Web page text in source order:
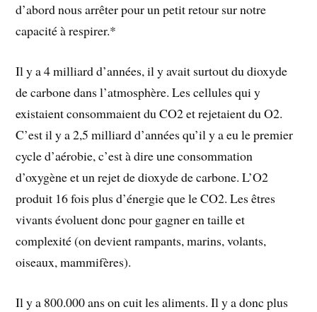
d’abord nous arrêter pour un petit retour sur notre
capacité à respirer.*
Il y a 4 milliard d’années, il y avait surtout du dioxyde
de carbone dans l’atmosphère. Les cellules qui y
existaient consommaient du CO2 et rejetaient du O2.
C’est il y a 2,5 milliard d’années qu’il y a eu le premier
cycle d’aérobie, c’est à dire une consommation
d’oxygène et un rejet de dioxyde de carbone. L’O2
produit 16 fois plus d’énergie que le CO2. Les êtres
vivants évoluent donc pour gagner en taille et
complexité (on devient rampants, marins, volants,
oiseaux, mammifères).
Il y a 800.000 ans on cuit les aliments. Il y a donc plus